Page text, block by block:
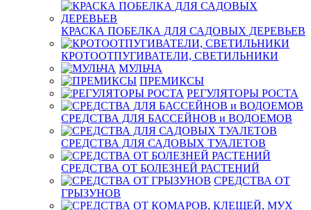
КРАСКА ПОБЕЛКА ДЛЯ САДОВЫХ ДЕРЕВЬЕВ
КРОТООТПУГИВАТЕЛИ, СВЕТИЛЬНИКИ
МУЛЬЧА
ПРЕМИКСЫ
РЕГУЛЯТОРЫ РОСТА
СРЕДСТВА ДЛЯ БАССЕЙНОВ и ВОДОЕМОВ
СРЕДСТВА ДЛЯ САДОВЫХ ТУАЛЕТОВ
СРЕДСТВА ОТ БОЛЕЗНЕЙ РАСТЕНИЙ
СРЕДСТВА ОТ
ГРЫЗУНОВ